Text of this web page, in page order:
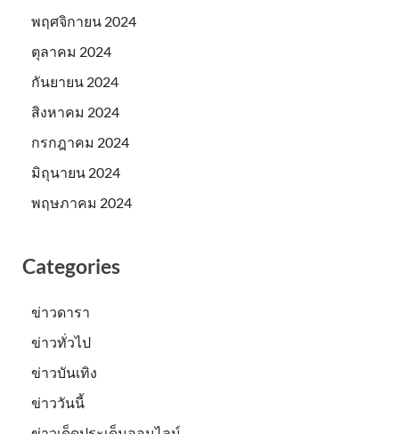
พฤศจิกายน 2024
ตุลาคม 2024
กันยายน 2024
สิงหาคม 2024
กรกฎาคม 2024
มิถุนายน 2024
พฤษภาคม 2024
Categories
ข่าวดารา
ข่าวทั่วไป
ข่าวบันเทิง
ข่าววันนี้